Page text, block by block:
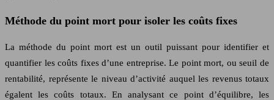
Méthode du point mort pour isoler les coûts fixes
La méthode du point mort est un outil puissant pour identifier et
quantifier les coûts fixes d’une entreprise. Le point mort, ou seuil de
rentabilité, représente le niveau d’activité auquel les revenus totaux
égalent les coûts totaux. En analysant ce point d’équilibre, les